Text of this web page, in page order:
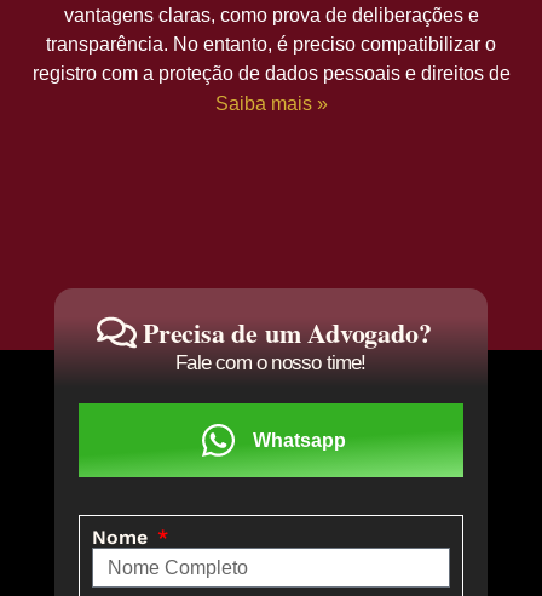
vantagens claras, como prova de deliberações e
transparência. No entanto, é preciso compatibilizar o
registro com a proteção de dados pessoais e direitos de
Saiba mais »
Precisa de um Advogado?
Fale com o nosso time!
Whatsapp
Nome